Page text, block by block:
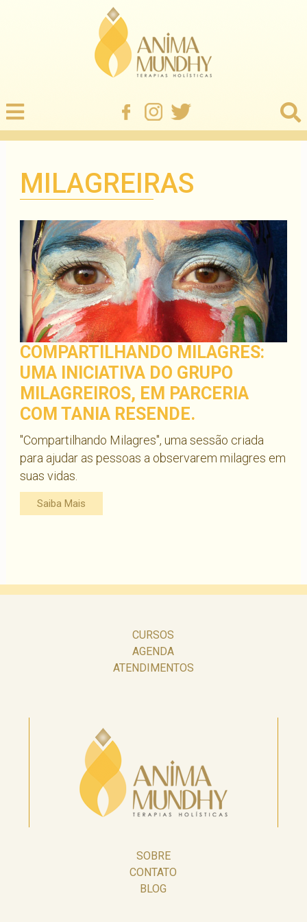
MILAGREIRAS
COMPARTILHANDO MILAGRES:
UMA INICIATIVA DO GRUPO
MILAGREIROS, EM PARCERIA
COM TANIA RESENDE.
"Compartilhando Milagres", uma sessão criada
para ajudar as pessoas a observarem milagres em
suas vidas.
Saiba Mais
CURSOS
AGENDA
ATENDIMENTOS
SOBRE
CONTATO
BLOG